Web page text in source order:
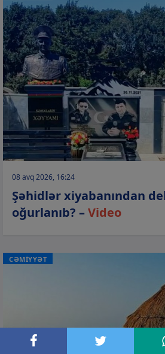
08 avq 2026, 16:24
Şəhidlər xiyabanından
oğurlanıb? –Video
CƏMİYYƏT